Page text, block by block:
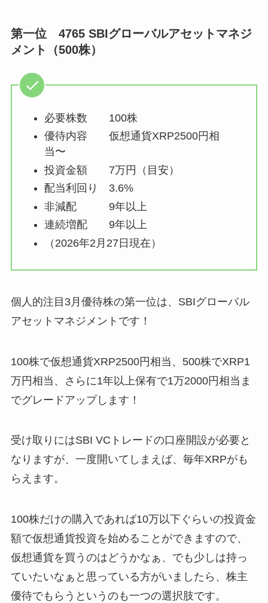
第一位 4765 SBIグローバルアセットマネジ
メント（500株）
必要株数 100株
優待内容 仮想通貨XRP2500円相
当〜
投資金額 7万円（目安）
配当利回り 3.6%
非減配 9年以上
連続増配 9年以上
（2026年2月27日現在）
個人的注目3月優待株の第一位は、SBIグローバル
アセットマネジメントです！
100株で仮想通貨XRP2500円相当、500株でXRP1
万円相当、さらに1年以上保有で1万2000円相当ま
でグレードアップします！
受け取りにはSBI VCトレードの口座開設が必要と
なりますが、一度開いてしまえば、毎年XRPがも
らえます。
100株だけの購入であれば10万以下ぐらいの投資金
額で仮想通貨投資を始めることができますので、
仮想通貨を買うのはどうかなぁ、でも少しは持っ
ていたいなぁと思っている方がいましたら、株主
優待でもらうというのも一つの選択肢です。